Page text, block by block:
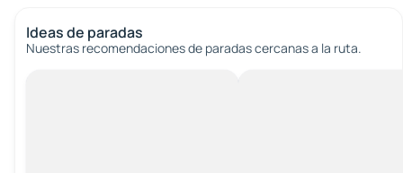
Ideas de paradas
Nuestras recomendaciones de paradas cercanas a la ruta.